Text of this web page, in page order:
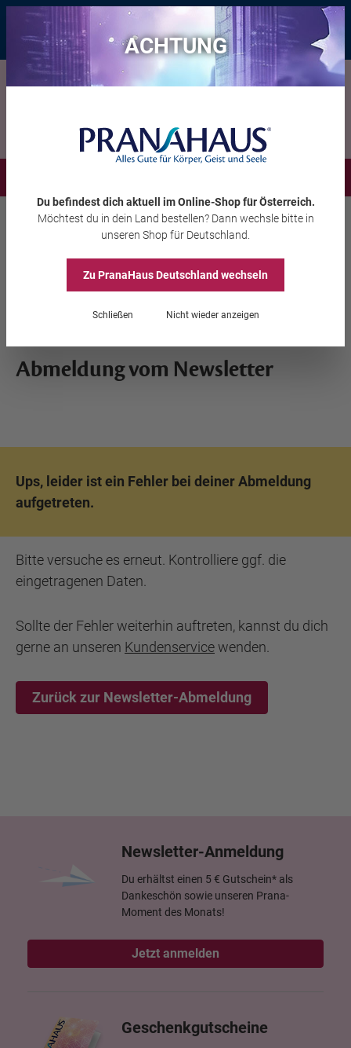
Bis zu 20 € Rabatt* mit dem Vorteils-Codeeintauchen , gültig bis
11.08.2026
Extras Newsletter-Abmeldung Fehler
Es ist ein Fehler
aufgetreten!
Abmeldung vom Newsletter
Ups, leider ist ein Fehler bei deiner Abmeldung
aufgetreten.
Bitte versuche es erneut. Kontrolliere ggf. die
eingetragenen Daten.
Sollte der Fehler weiterhin auftreten, kannst du dich
gerne an unseren Kundenservicewenden.
Zurück zur Newsletter-Abmeldung
Newsletter-Anmeldung
Du erhältst einen 5 € Gutschein* als
Dankeschön sowie unseren Prana-
Moment des Monats!
Jetzt anmelden
Geschenkgutscheine
ACHTUNG
Du befindest dich aktuell im Online-Shopfür Österreich.
Möchtest du in dein Land bestellen? Dann wechsle bitte in
unseren Shop für Deutschland
Zu PranaHausDeutschland wechseln
Schließen Nicht wieder anzeigen